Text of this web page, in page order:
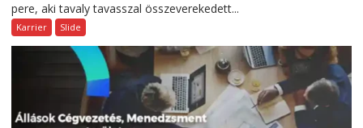
pere, aki tavaly tavasszal összeverekedett...
Karrier Slide